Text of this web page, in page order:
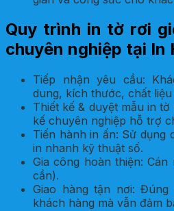
Quy trình in tờ rơi
chuyên nghiệp tại In
Tiếp nhận yêu cầu:
dung, kích thước, chất liệu
Thiết kế & duyệt mẫu in
kế chuyên nghiệp hỗ trợ
Tiến hành in ấn: Sử dụng
in nhanh kỹ thuật số.
Gia công hoàn thiện:
cần).
Giao hàng tận nơi:
khách hàng mà vẫn đảm